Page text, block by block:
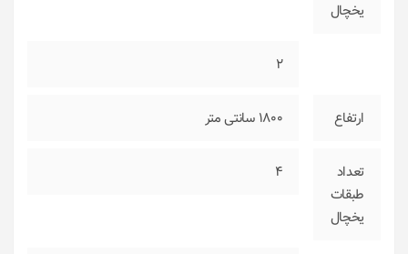
یخچال
2
ارتفاع 1800 سانتی متر
تعداد
طبقات
یخچال
4